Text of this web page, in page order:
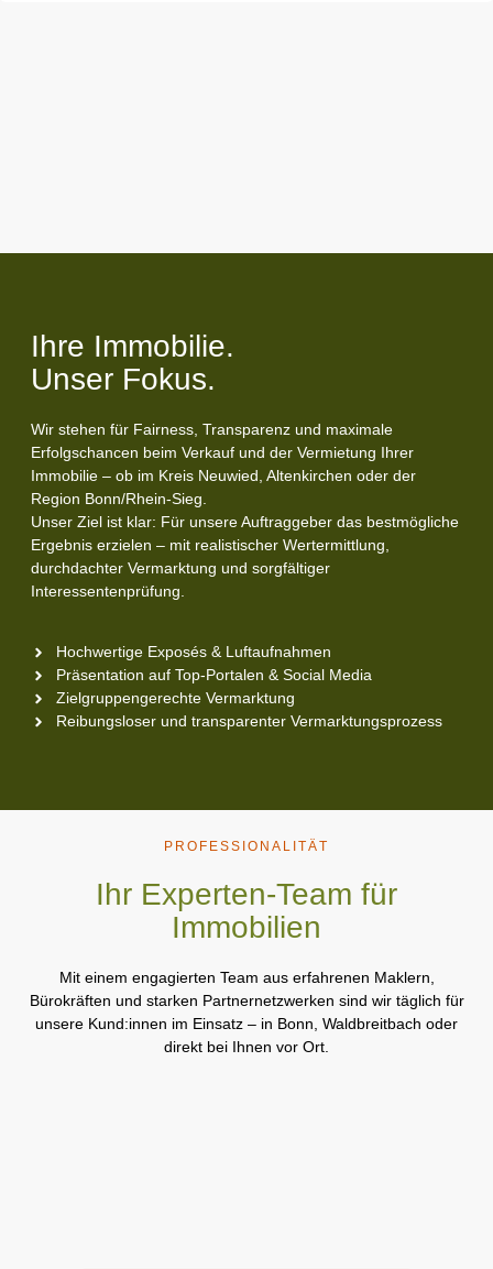
Ihre Immobilie.
Unser Fokus.
Wir stehen für Fairness, Transparenz und maximale
Erfolgschancen beim Verkauf und der Vermietung Ihrer
Immobilie – ob im Kreis Neuwied, Altenkirchen oder der
Region Bonn/Rhein-Sieg.
Unser Ziel ist klar: Für unsere Auftraggeber das bestmögliche
Ergebnis erzielen – mit realistischer Wertermittlung,
durchdachter Vermarktung und sorgfältiger
Interessentenprüfung.
Hochwertige Exposés & Luftaufnahmen
Präsentation auf Top-Portalen & Social Media
Zielgruppengerechte Vermarktung
Reibungsloser und transparenter Vermarktungsprozess
PROFESSIONALITÄT
Ihr Experten-Team für
Immobilien
Mit einem engagierten Team aus erfahrenen Maklern,
Bürokräften und starken Partnernetzwerken sind wir täglich für
unsere Kund:innen im Einsatz – in Bonn, Waldbreitbach oder
direkt bei Ihnen vor Ort.